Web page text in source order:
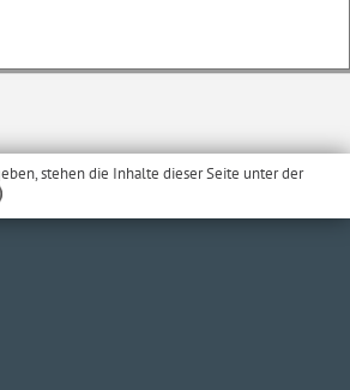
stehen die Inhalte dieser Seite unter der